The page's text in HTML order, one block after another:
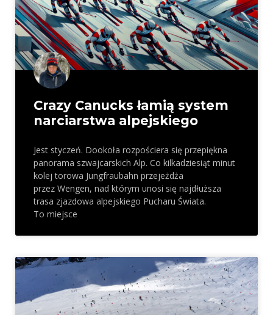
Crazy Canucks łamią system
narciarstwa alpejskiego
Jest styczeń. Dookoła rozpościera się przepiękna
panorama szwajcarskich Alp. Co kilkadziesiąt minut
kolej torowa Jungfraubahn przejeżdża
przez Wengen, nad którym unosi się najdłuższa
trasa zjazdowa alpejskiego Pucharu Świata.
To miejsce